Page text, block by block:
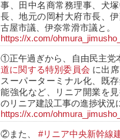
事、田中名商常務理事、犬
長、地元の岡村大府市長、
古屋市議、伊奈常滑市議と。
https://x.com/
①正午過ぎから、自由民主党
道に関する特別委員会 に出
スーパーターミナル化、既
能強化など、リニア開業を
のリニア建設工事の進捗状況
https://x.com/
②また、#リニア中央新幹線